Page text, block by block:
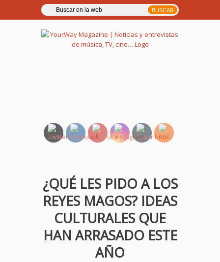
¿QUÉ LES PIDO A LOS
REYES MAGOS? IDEAS
CULTURALES QUE
HAN ARRASADO ESTE
AÑO